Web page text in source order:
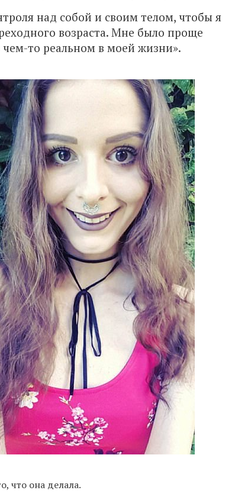
над собой и своим телом, чтобы я
возраста. Мне было проще
чем-то реальном в моей жизни».
что она делала.